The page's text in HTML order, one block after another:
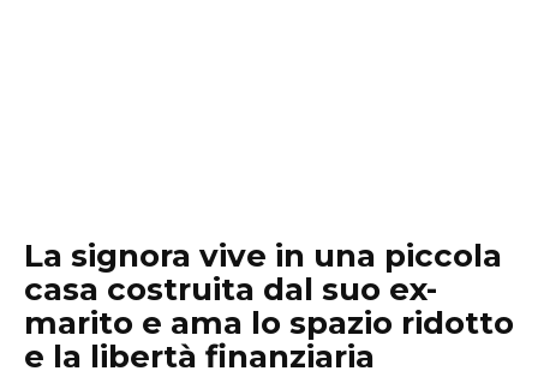
La signora vive in una piccola
casa costruita dal suo ex-
marito e ama lo spazio ridotto
e la libertà finanziaria